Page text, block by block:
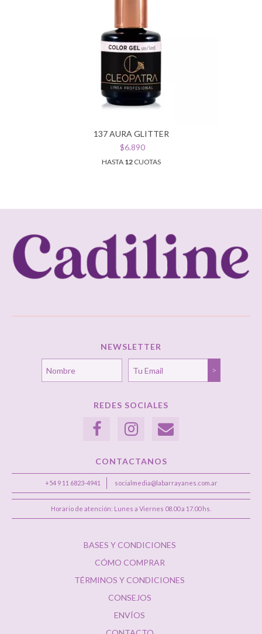
137 AURA GLITTER
$6.890
HASTA 12CUOTAS
NEWSLETTER
REDES SOCIALES
CONTACTANOS
+54 9 11 6823-4941 socialmedia@labarrayanes.com.ar
Horario de atención: Lunes a Viernes 08.00 a 17.00 hs.
BASES Y CONDICIONES
CÓMO COMPRAR
TÉRMINOS Y CONDICIONES
CONSEJOS
ENVÍOS